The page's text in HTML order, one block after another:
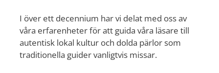
I över ett decennium har vi delat med oss av
våra erfarenheter för att guida våra läsare till
autentisk lokal kultur och dolda pärlor som
traditionella guider vanligtvis missar.